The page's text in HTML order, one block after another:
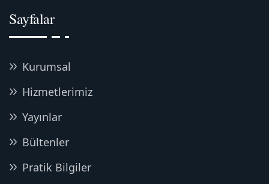
Sayfalar
Kurumsal
Hizmetlerimiz
Yayınlar
Bültenler
Pratik Bilgiler